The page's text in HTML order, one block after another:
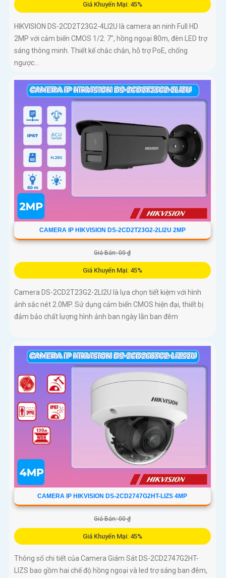
Giá Khuyến Mại: 45%
HIKVISION DS-2CD2T23G2-4LI2U là camera an ninh Full HD
2MP với cảm biến CMOS 1/2. 7", hồng ngoại 80m, đèn LED trợ
sáng thông minh. Thiết kế chắc chắn, hỗ trợ PoE, chống
ngược...
CAMERA IP HIKVISION DS-2CD2T23G2-2LI2U 2MP
Giá Bán: 00 ₫
Giá Khuyến Mại: 45%
Camera DS-2CD2T23G2-2LI2U là lựa chọn tiết kiệm với hình
ảnh sắc nét 2.0MP. Sử dụng cảm biến CMOS hiện đại, thiết bị
đảm bảo chất lượng hình ảnh ban ngày lẫn ban đêm
CAMERA IP HIKVISION DS-2CD2747G2HT-LIZS 4MP
Giá Bán: 00 ₫
Giá Khuyến Mại: 45%
Thông số chi tiết của Camera Giám Sát DS-2CD2747G2HT-
LIZS bao gồm hai chế độ hồng ngoại và led trợ sáng ban đêm,